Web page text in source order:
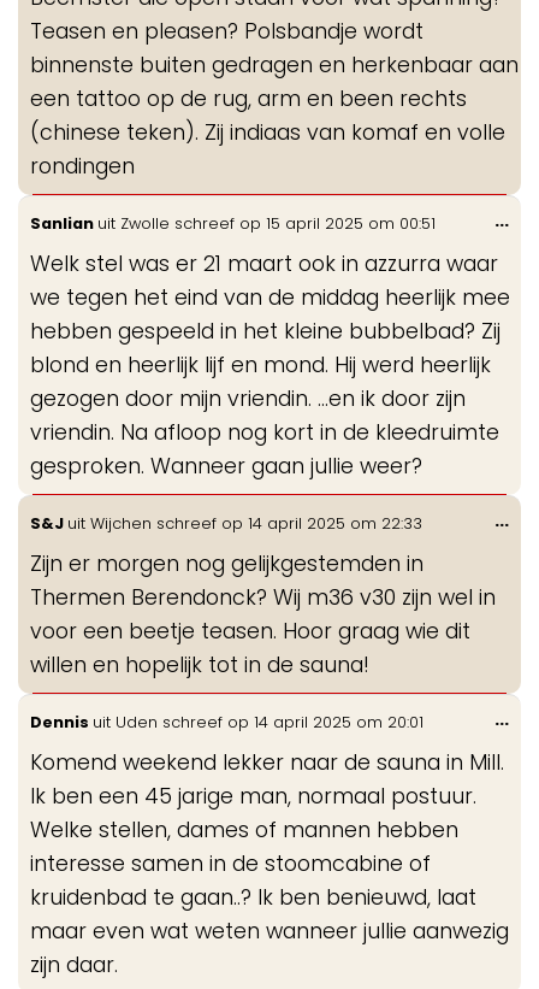
Teasen en pleasen? Polsbandje wordt
binnenste buiten gedragen en herkenbaar aan
een tattoo op de rug, arm en been rechts
(chinese teken). Zij indiaas van komaf en volle
rondingen
Sanlian uit Zwolle schreef op 15 april 2025 om 00:51
Welk stel was er 21 maart ook in azzurra waar
we tegen het eind van de middag heerlijk mee
hebben gespeeld in het kleine bubbelbad? Zij
blond en heerlijk lijf en mond. Hij werd heerlijk
gezogen door mijn vriendin. ...en ik door zijn
vriendin. Na afloop nog kort in de kleedruimte
gesproken. Wanneer gaan jullie weer?
...
S&J uit Wijchen schreef op 14 april 2025 om 22:33
Zijn er morgen nog gelijkgestemden in
Thermen Berendonck? Wij m36 v30 zijn wel in
voor een beetje teasen. Hoor graag wie dit
willen en hopelijk tot in de sauna!
...
Dennis uit Uden schreef op 14 april 2025 om 20:01
Komend weekend lekker naar de sauna in Mill.
Ik ben een 45 jarige man, normaal postuur.
Welke stellen, dames of mannen hebben
interesse samen in de stoomcabine of
kruidenbad te gaan..? Ik ben benieuwd, laat
maar even wat weten wanneer jullie aanwezig
zijn daar.
...